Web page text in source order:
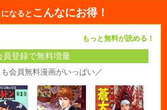
になると こんなにお得！
もっと無料が読める！
員登録で無料増量
会員無料漫画がいっぱい／